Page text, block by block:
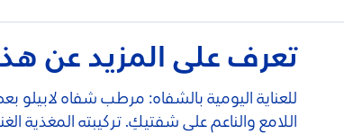
تعرف على المزيد عن
للعناية اليومية بالشفاه: مرطب شفاه